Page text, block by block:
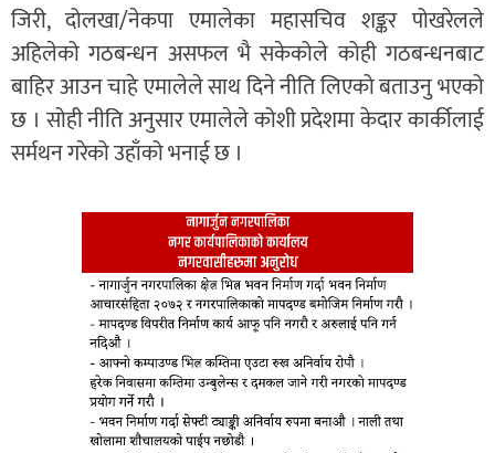
जिरी, दोलखा/नेकपा एमालेका महासचिव शङ्कर पोखरेलले
अहिलेको गठबन्धन असफल भै सकेकोले कोही गठबन्धनबाट
बाहिर आउन चाहे एमालेले साथ दिने नीति लिएको बताउनु भएको
छ । सोही नीति अनुसार एमालेले कोशी प्रदेशमा केदार कार्कीलाई
सर्मथन गरेको उहाँको भनाई छ ।